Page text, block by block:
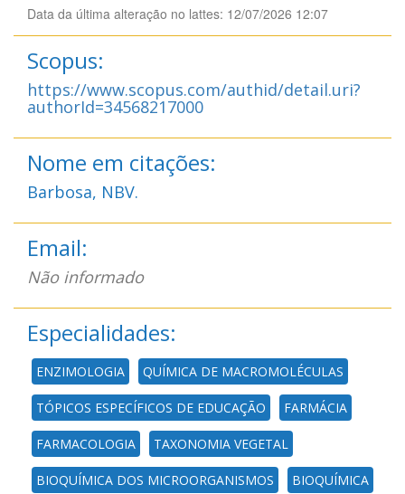
Data da última alteração no lattes: 12/07/2026 12:07
Scopus:
https://www.scopus.com/authid/detail.uri?
authorId=34568217000
Nome em citações:
Barbosa, NBV.
Email:
Não informado
Especialidades:
ENZIMOLOGIA QUÍMICA DE MACROMOLÉCULAS
TÓPICOS ESPECÍFICOS DE EDUCAÇÃO FARMÁCIA
FARMACOLOGIA TAXONOMIA VEGETAL
BIOQUÍMICA DOS MICROORGANISMOS BIOQUÍMICA